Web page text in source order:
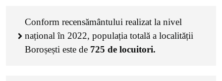
Conform recensământului realizat la nivel
național în 2022, populația totală a localității
Boroșești este de 725 de locuitori.